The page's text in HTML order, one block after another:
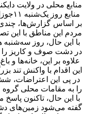
منابع محلی در ولایت
منابع روز یک‌شنبه ۱۱جوزا به خبرگزاری پایگاه گفتند که گروه طالبان در ولسوالی کجران زمین‌های و خانه‌های شخصی مردم را مصادره کردند.
بر اساس گزارش‌ها،
مردم این مناطق با این
در دشت صوف و کاریز را
علاوه بر این، خانه‌ها
این اقدام با واکنش تند
در پی این اعتراضات،
را به مقامات محلی گروه
با این حال، تاکنون
گفته می‌شود زمین‌های دشت صوف و